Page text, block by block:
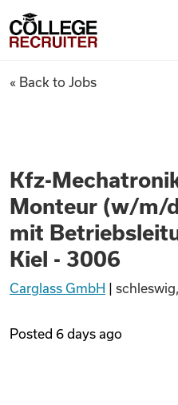
Find Jobs
Articles
Podcasts
College Recruiter
Kfz-
« Back to Jobs
Kfz-
Monteur (w/m/
mit
Kiel - 3006
Carglass GmbH
Posted 6 days ago